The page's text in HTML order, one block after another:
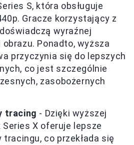
S, która obsługuje
Gracze korzystający z
wyraźnej
Ponadto, wyższa
przyczynia się do lepszych
co jest szczególnie
zasobożernych
tracing - Dzięki wyższej
Series X oferuje lepsze
co przekłada się